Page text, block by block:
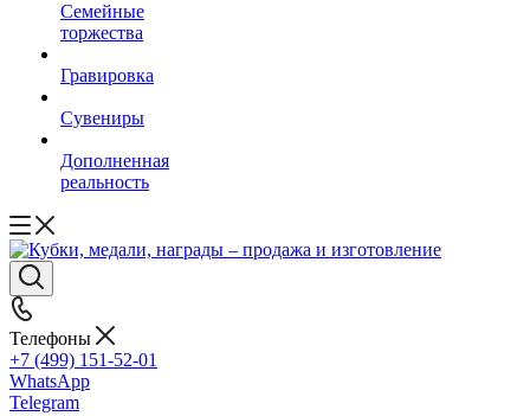
Семейные
торжества
Гравировка
Сувениры
Дополненная
реальность
Телефоны
+7 (499) 151-52-01
WhatsApp
Telegram